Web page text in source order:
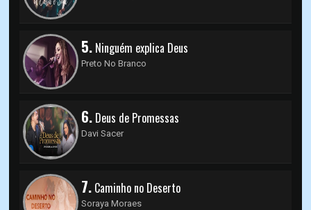
5. Ninguém explica Deus
Preto No Branco
6. Deus de Promessas
Davi Sacer
7. Caminho no Deserto
Soraya Moraes